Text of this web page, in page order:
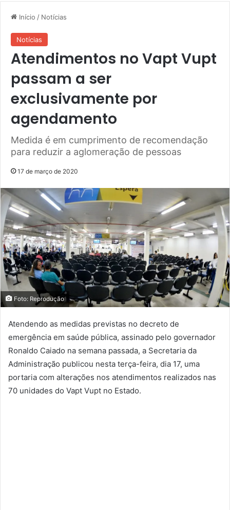
Início / Notícias
Notícias
Atendimentos no Vapt Vupt
passam a ser
exclusivamente por
agendamento
Medida é em cumprimento de recomendação
para reduzir a aglomeração de pessoas
17 de março de 2020
Foto: Reprodução
Atendendo as medidas previstas no decreto de
emergência em saúde pública, assinado pelo governador
Ronaldo Caiado na semana passada, a Secretaria da
Administração publicou nesta terça-feira, dia 17, uma
portaria com alterações nos atendimentos realizados nas
70 unidades do Vapt Vupt no Estado.